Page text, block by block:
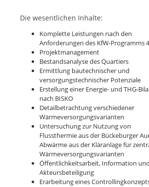
Die wesentlichen Inhalte:
Komplette Leistungen nach den
Anforderungen des KfW-Programms
Projektmanagement
Bestandsanalyse des Quartiers
Ermittlung bautechnischer und
versorgungstechnischer Potenziale
Erstellung einer Energie- und THG-
nach BISKO
Detailbetrachtung verschiedener
Wärmeversorgungsvarianten
Untersuchung zur Nutzung von
Flussthermie aus der Bückeburger
Abwärme aus der Kläranlage für
Wärmeversorgungsvarianten
Öffentlichkeitsarbeit, Information und
Akteursbeteiligung
Erarbeitung eines